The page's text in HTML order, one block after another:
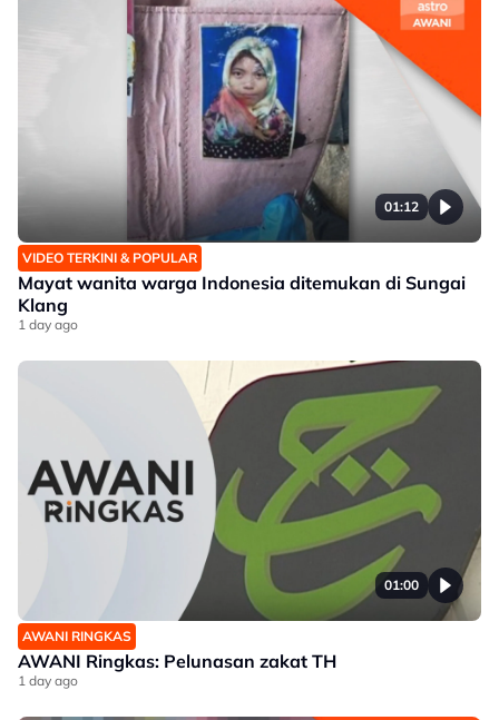
01:12
VIDEO TERKINI & POPULAR
Mayat wanita warga Indonesia ditemukan di Sungai
Klang
1 day ago
01:00
AWANI RINGKAS
AWANI Ringkas: Pelunasan zakat TH
1 day ago